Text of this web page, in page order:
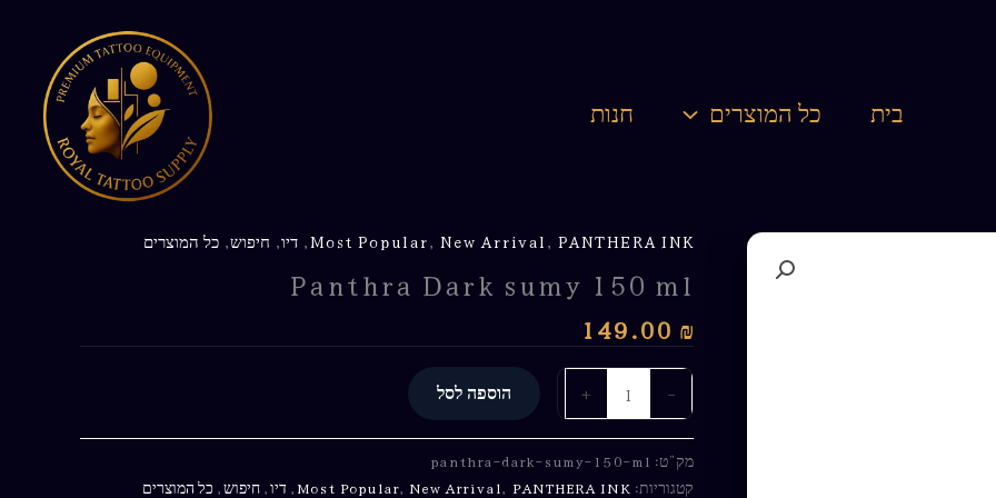
בית כל המוצרים חנות
Most Popular, New Arrival, PANTHERA INK
, דיו, חיפוש, כל המוצרים
Panthra Dark sumy 150 ml
149.00 ₪
-
+ הוספה לסל
מק"ט: panthra-dark-sumy-150-ml
קטגוריות:
Most Popular, New Arrival, PANTHERA INK
, דיו, חיפוש, כל המוצרים